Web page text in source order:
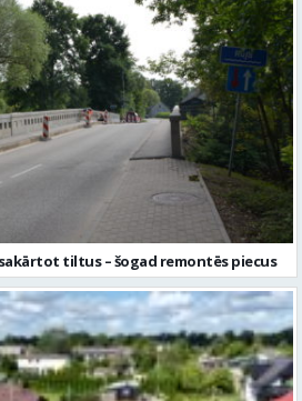
tiltus – šogad remontēs piecus